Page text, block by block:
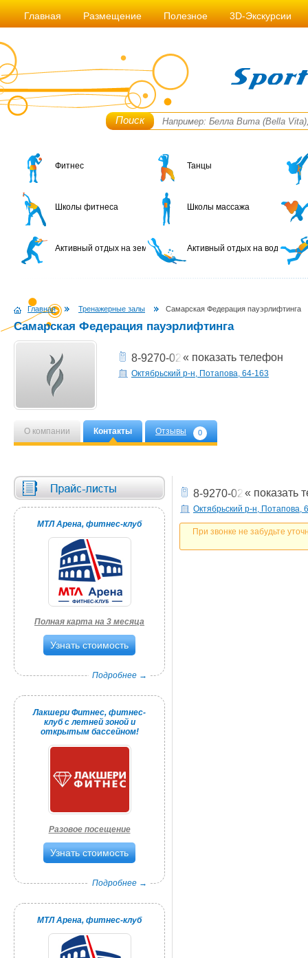
Главная Размещение Полезное 3D-Экскурсии
Поиск
Фитнес Танцы
Школы фитнеса Школы массажа
Активный отдых на земле Активный отдых на воде
Главная Тренажерные залы Самарская Федерация пауэрлифтинга
Самарская Федерация пауэрлифтинга
8-9270-02-05-53« показать телефон
Октябрьский р-н, Потапова, 64-163
О компании Контакты Отзывы 0
МТЛ Арена, фитнес-клуб
Полная карта на 3 месяца
Узнать стоимость
Подробнее →
Лакшери Фитнес, фитнес-
клуб с летней зоной и
открытым бассейном!
Разовое посещение
Узнать стоимость
Подробнее →
МТЛ Арена, фитнес-клуб
8-9270-02-05-53
« показать
Октябрьский р-н, Потапова,
При звонке не забудьте